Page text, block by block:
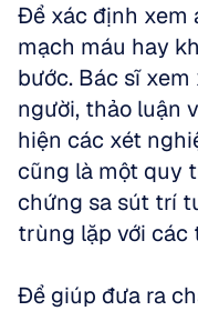
Để xác định xem
mạch máu hay
bước. Bác sĩ
người, thảo luận
hiện các xét
cũng là một quy
chứng sa sút trí
trùng lặp với các
Để giúp đưa ra